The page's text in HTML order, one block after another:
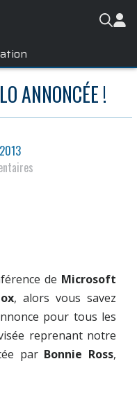
ANNONCÉE !
de Microsoft
, alors vous savez
pour tous les
reprenant notre
par Bonnie Ross,